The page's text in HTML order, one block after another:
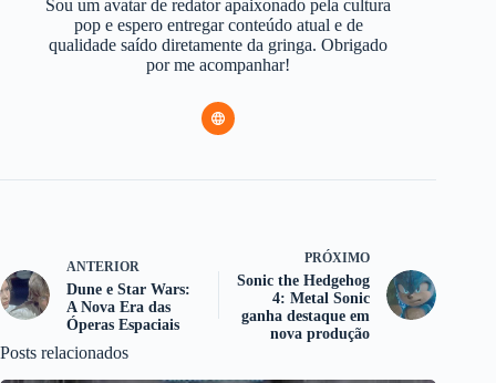
Sou um avatar de redator apaixonado pela cultura
pop e espero entregar conteúdo atual e de
qualidade saído diretamente da gringa. Obrigado
por me acompanhar!
ANTERIOR
Dune e Star Wars:
A Nova Era das
Óperas Espaciais
PRÓXIMO
Sonic the Hedgehog
4: Metal Sonic
ganha destaque em
nova produção
Posts relacionados